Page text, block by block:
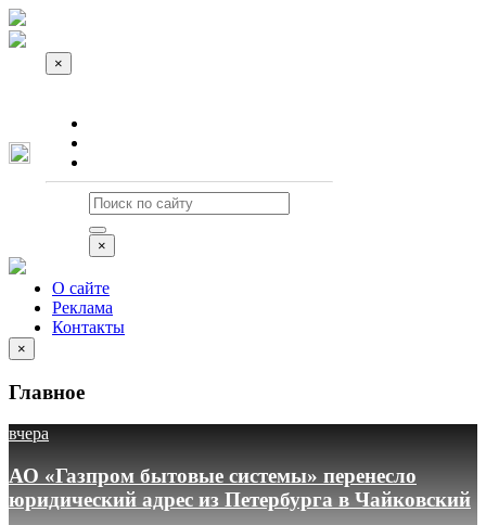
×
×
О сайте
Реклама
Контакты
×
Главное
вчера
АО «Газпром бытовые системы» перенесло
юридический адрес из Петербурга в Чайковский